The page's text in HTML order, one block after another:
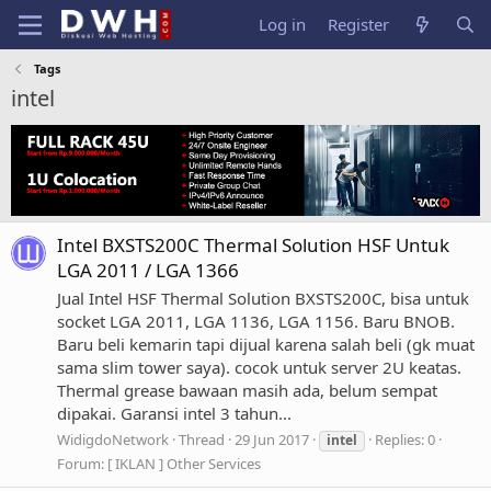
Log in Register
Tags
intel
Intel BXSTS200C Thermal Solution HSF Untuk
LGA 2011 / LGA 1366
Jual Intel HSF Thermal Solution BXSTS200C, bisa untuk
socket LGA 2011, LGA 1136, LGA 1156. Baru BNOB.
Baru beli kemarin tapi dijual karena salah beli (gk muat
sama slim tower saya). cocok untuk server 2U keatas.
Thermal grease bawaan masih ada, belum sempat
dipakai. Garansi intel 3 tahun...
WidigdoNetwork Thread 29 Jun 2017 intel
Replies: 0
Forum: [ IKLAN ] Other Services